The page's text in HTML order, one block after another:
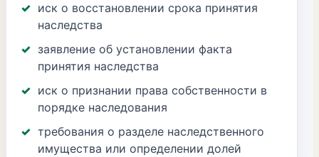
иск о восстановлении срока принятия
наследства
заявление об установлении факта
принятия наследства
иск о признании права собственности в
порядке наследования
требования о разделе наследственного
имущества или определении долей